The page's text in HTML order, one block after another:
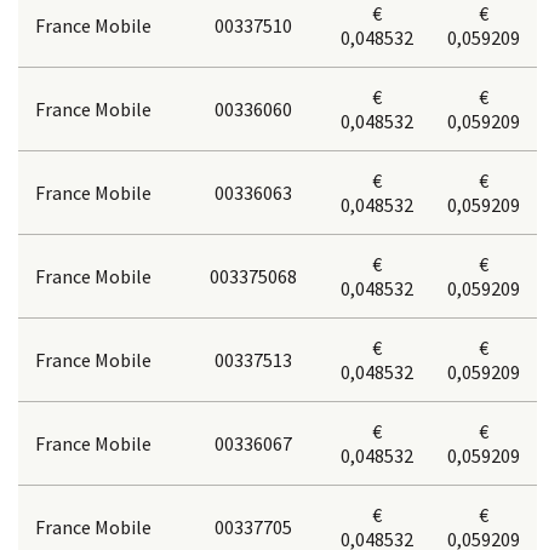
France Mobile 00337510
€
0,048532
€
0,059209
France Mobile 00336060
€
0,048532
€
0,059209
France Mobile 00336063
€
0,048532
€
0,059209
France Mobile 003375068
€
0,048532
€
0,059209
France Mobile 00337513
€
0,048532
€
0,059209
France Mobile 00336067
€
0,048532
€
0,059209
France Mobile 00337705
€
0,048532
€
0,059209